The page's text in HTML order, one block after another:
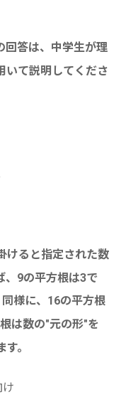
回答は、中学生が理
いて説明してくださ
けると指定された数
、9の平方根は3で
様に、16の平方根
は数の"元の形"を
。